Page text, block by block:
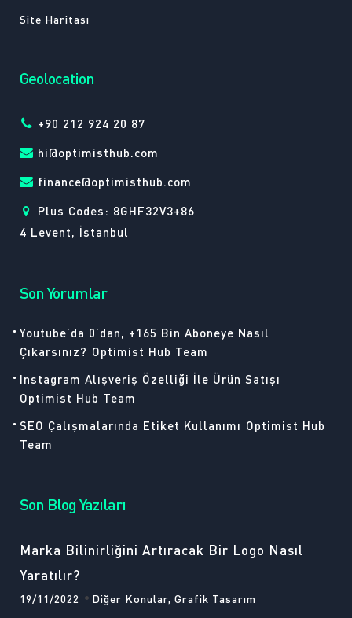
Site Haritası
Geolocation
+90 212 924 20 87
hi@optimisthub.com
finance@optimisthub.com
Plus Codes: 8GHF32V3+86
4 Levent, İstanbul
Son Yorumlar
Youtube’da 0’dan, +165 Bin Aboneye Nasıl
Çıkarsınız? Optimist Hub Team
Instagram Alışveriş Özelliği İle Ürün Satışı
Optimist Hub Team
SEO Çalışmalarında Etiket Kullanımı Optimist Hub
Team
Son Blog Yazıları
Marka Bilinirliğini Artıracak Bir Logo Nasıl
Yaratılır?
19/11/2022 Diğer Konular, Grafik Tasarım